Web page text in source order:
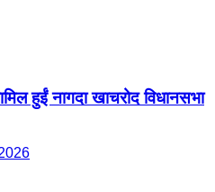
हुईं नागदा खाचरोद विधानसभा